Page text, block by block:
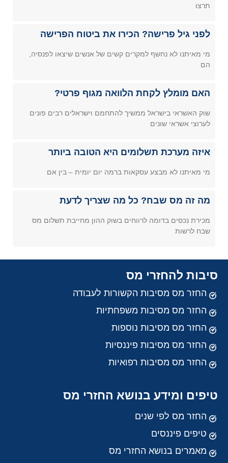
תרצו
לפני גיל פרישה? הכירו את ביטוח הפרישה
מי מאיתנו לא נחשף למקרים קשים של אנשים שיצאו לפנסיה,
הם
האם מומלץ לקחת הלוואה מגוף פרטי?
שוק האשראי בישראל ממשיך להתחמם וישראלים רבים פונים
לערוצי אשראי שונים
איזה מערכת תשלומים היא הטובה ביותר
מי מאיתנו לא מבצע עסקאות ברמה יום יומית – בין אם
מה זה מס שבח? כל מה שצריך לדעת
מכירת נכסים בדומה לרווחים בשוק ההון מחייבת תשלום מס
שבח לרשות
סיבות להחזרי מס
החזר מס מסיבות הקשורות לעבודה
החזר מס מסיבות משפחתיות
החזר מס מסיבות נוספות
החזר מס מסיבות פיננסיות
החזר מס מסיבות רפואיות
טיפים ומידע בנושא החזרי מס
החזר מס לפי שנים
טיפים פיננסים
מאמרים בנושא החזרי מס